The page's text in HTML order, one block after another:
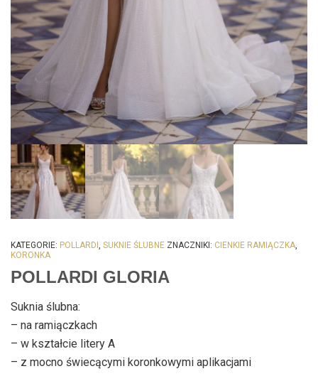
KATEGORIE: POLLARDI SUKNIE ŚLUBNE ZNACZNIKI: CIENKIE RAMIĄCZKA
KORONKA
POLLARDI GLORIA
Suknia ślubna:
– na ramiączkach
– w kształcie litery A
– z mocno świecącymi koronkowymi aplikacjami